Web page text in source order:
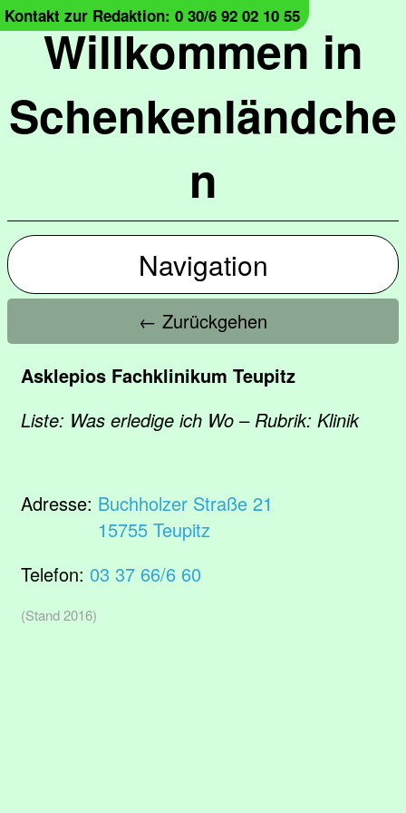
Willkommen in
Schenkenländche
n
Kontakt zur Redaktion: 0 30/6 92 02 10 55
Navigation
← Zurückgehen
Asklepios Fachklinikum Teupitz
Liste: Was erledige ich Wo – Rubrik: Klinik
Adresse: Buchholzer Straße 21
15755 Teupitz
Telefon: 03 37 66/6 60
(Stand 2016)